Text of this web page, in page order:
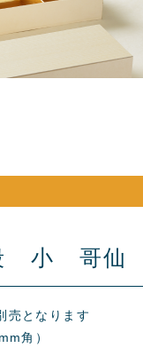
小 哥仙
売となります
角）